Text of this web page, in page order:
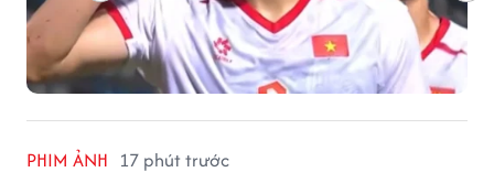
PHIM ẢNH 17 phút trước